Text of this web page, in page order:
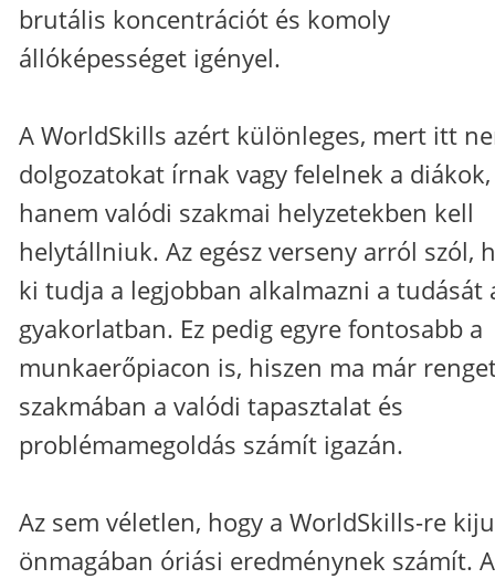
brutális koncentrációt és komoly
állóképességet igényel.
A WorldSkills azért különleges, mert itt
dolgozatokat írnak vagy felelnek a diákok,
hanem valódi szakmai helyzetekben kell
helytállniuk. Az egész verseny arról szól,
ki tudja a legjobban alkalmazni a tudását
gyakorlatban. Ez pedig egyre fontosabb a
munkaerőpiacon is, hiszen ma már
szakmában a valódi tapasztalat és
problémamegoldás számít igazán.
Az sem véletlen, hogy a WorldSkills-re
önmagában óriási eredménynek számít. A